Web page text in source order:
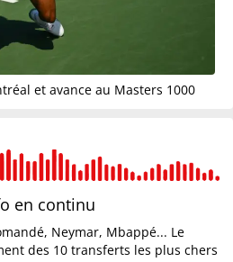
et avance au Masters 1000
en continu
Neymar, Mbappé... Le
des 10 transferts les plus chers